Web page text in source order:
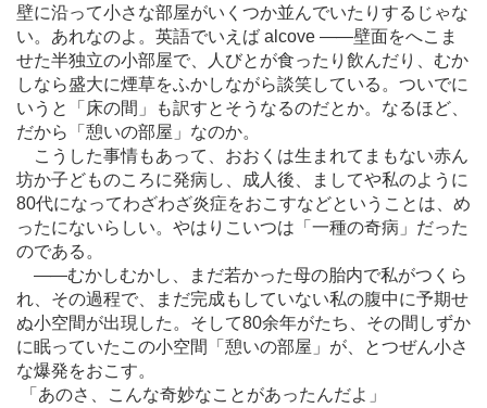
壁に沿って小さな部屋がいくつか並んでいたりするじゃな
い。あれなのよ。英語でいえば alcove ――壁面をへこま
せた半独立の小部屋で、人びとが食ったり飲んだり、むか
しなら盛大に煙草をふかしながら談笑している。ついでに
いうと「床の間」も訳すとそうなるのだとか。なるほど、
だから「憩いの部屋」なのか。
こうした事情もあって、おおくは生まれてまもない赤ん
坊か子どものころに発病し、成人後、ましてや私のように
80代になってわざわざ炎症をおこすなどということは、め
ったにないらしい。やはりこいつは「一種の奇病」だった
のである。
――むかしむかし、まだ若かった母の胎内で私がつくら
れ、その過程で、まだ完成もしていない私の腹中に予期せ
ぬ小空間が出現した。そして80余年がたち、その間しずか
に眠っていたこの小空間「憩いの部屋」が、とつぜん小さ
な爆発をおこす。
「あのさ、こんな奇妙なことがあったんだよ」